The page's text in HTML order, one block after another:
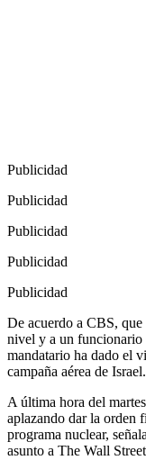
Publicidad
Publicidad
Publicidad
Publicidad
Publicidad
De acuerdo a CBS,
nivel y a un funcionario
mandatario ha dado el
campaña aérea de Israel.
A última hora del
aplazando dar la orden
programa nuclear,
asunto a The Wall